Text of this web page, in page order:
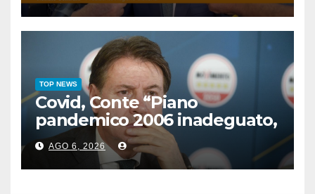
TOP NEWS
Covid, Conte “Piano
pandemico 2006 inadeguato,
virus senza precedenti”
AGO 6, 2026